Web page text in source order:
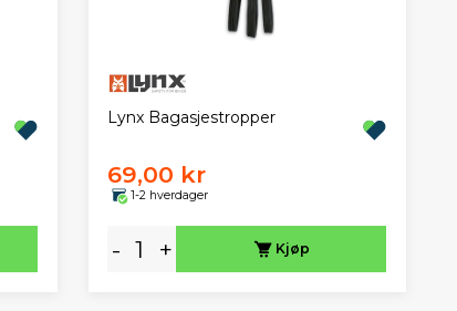
Lynx Bagasjestropper
69,00 kr
1-2 hverdager
- + Kjøp